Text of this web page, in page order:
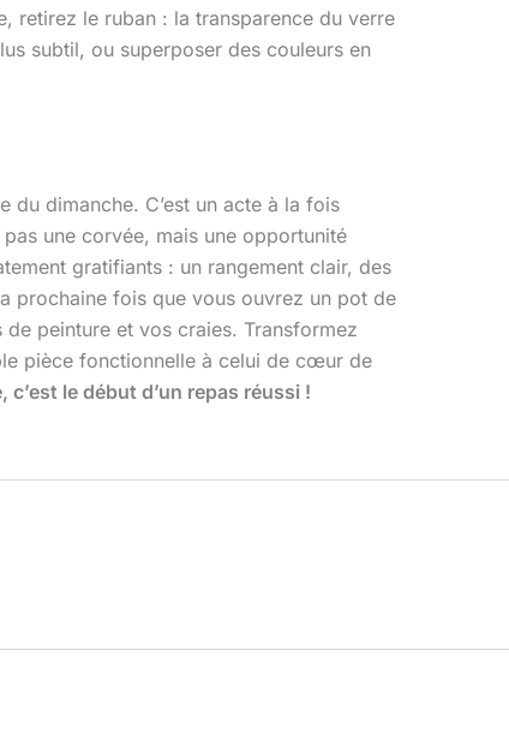
retirez le ruban : la transparence du verre
subtil, ou superposer des couleurs en
du dimanche. C’est un acte à la fois
pas une corvée, mais une opportunité
gratifiants : un rangement clair, des
prochaine fois que vous ouvrez un pot de
peinture et vos craies. Transformez
pièce fonctionnelle à celui de cœur de
le début d’un repas réussi !